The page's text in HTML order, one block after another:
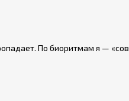
По биоритмам я —